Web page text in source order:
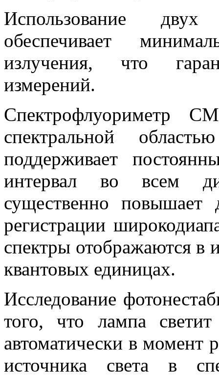
Использование
обеспечивает
излучения, что
измерений.
Спектрофлуориметр
спектральной
поддерживает
интервал во всем
существенно повышает
регистрации
спектры отображаются в
квантовых единицах.
Исследование
того, что лампа
автоматически в момент
источника света в